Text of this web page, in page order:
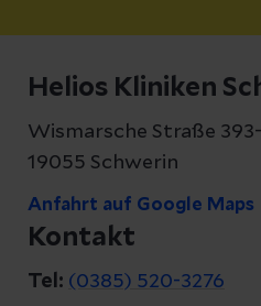
Helios Kliniken
Wismarsche Straße
19055 Schwerin
Anfahrt auf Google Maps
Kontakt
Tel: (0385) 520-3276